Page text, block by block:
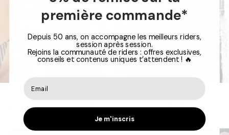
PROMOTIONS
J'en profite !
Passionnés Glisse depuis 1976
première commande*
Depuis 50 ans, on accompagne les meilleurs riders,
session après session.
Rejoins la communauté de riders : offres exclusives,
conseils et contenus uniques t’attendent ! 🔥
Je m'inscris